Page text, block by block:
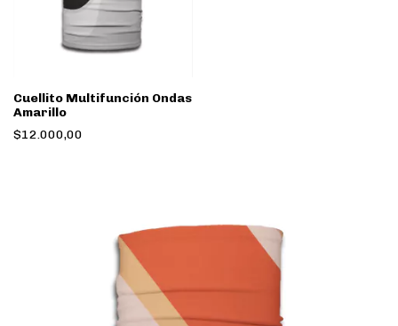
Cuellito Multifunción Ondas
Amarillo
$12.000,00